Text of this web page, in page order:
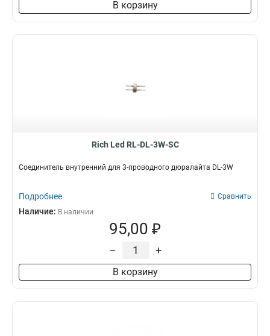
В корзину
Rich Led RL-DL-3W-SC
Соединитель внутренний для 3-проводного дюралайта DL-3W
Подробнее Сравнить
Наличие: В наличии
95,00 ₽
– +
В корзину